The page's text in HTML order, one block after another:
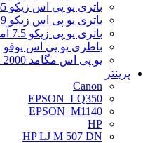
باتری یو پی اس زیکو 65 آمپر zico UPS Battery 65Ah
باتری یو پی اس زیکو 9 آمپر
باتری یو پی زیکو 7.5 آمپر
باطری یو پی اس یوفو
یو پی اس مگامد GATESINE 2000
پرینتر
Canon
EPSON_LQ350
EPSON_M1140
HP
HP LJ M 507 DN